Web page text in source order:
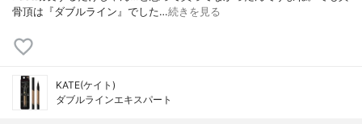
骨頂は『ダブルライン』でした…続きを見る
KATE(ケイト)
ダブルラインエキスパート